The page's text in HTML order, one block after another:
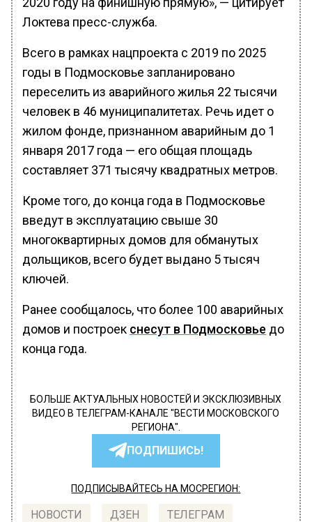
Локтева пресс-служба.
Всего в рамках нацпроекта с 2019 по 2025
годы в Подмосковье запланировано
переселить из аварийного жилья 22 тысячи
человек в 46 муниципалитетах. Речь идет о
жилом фонде, признанном аварийным до 1
января 2017 года — его общая площадь
составляет 371 тысячу квадратных метров.
Кроме того, до конца года в Подмосковье
введут в эксплуатацию свыше 30
многоквартирных домов для обманутых
дольщиков, всего будет выдано 5 тысяч
ключей.
Ранее сообщалось, что более 100 аварийных
домов и построек снесут в Подмосковье до
конца года.
БОЛЬШЕ АКТУАЛЬНЫХ НОВОСТЕЙ И ЭКСКЛЮЗИВНЫХ
ВИДЕО В ТЕЛЕГРАМ-КАНАЛЕ "ВЕСТИ МОСКОВСКОГО
РЕГИОНА".
ПОДПИШИСЬ!
ПОДПИСЫВАЙТЕСЬ НА МОСРЕГИОН:
НОВОСТИ ДЗЕН ТЕЛЕГРАМ